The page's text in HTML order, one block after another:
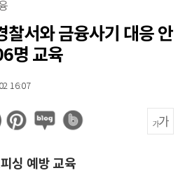
찰서와 금융사기 대응 안
명 교육
16:07
싱 예방 교육